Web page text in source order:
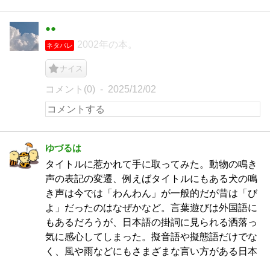
●●
ネタバレ 2002年の本。
ナイス
コメント(0) 2025/12/02
ゆづるは
タイトルに惹かれて手に取ってみた。動物の鳴き
声の表記の変遷、例えばタイトルにもある犬の鳴
き声は今では「わんわん」が一般的だが昔は「び
よ」だったのはなぜかなど。言葉遊びは外国語に
もあるだろうが、日本語の掛詞に見られる洒落っ
気に感心してしまった。擬音語や擬態語だけでな
く、風や雨などにもさまざまな言い方がある日本